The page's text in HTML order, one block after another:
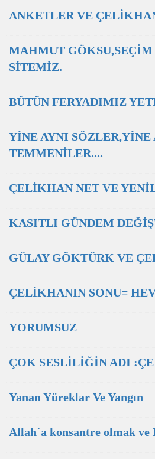
ANKETLER VE
MAHMUT
SİTEMİZ.
BÜTÜN FERYADIMIZ
YİNE AYNI SÖZLER,YİNE
TEMMENİLER....
ÇELİKHAN NET VE
KASITLI GÜNDEM
GÜLAY GÖKTÜRK VE
ÇELİKHANIN SONU=
YORUMSUZ
ÇOK SESLİLİĞİN ADI
Yanan Yüreklar Ve Yangın
Allah`a konsantre olmak ve